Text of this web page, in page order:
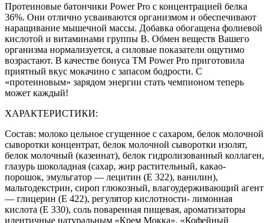
Протеиновые батончики Power Pro с концентрацией белка
36%. Они отлично усваиваются организмом и обеспечивают
наращивание мышечной массы. Добавка обогащена фолиевой
кислотой и витаминами группы В. Обмен веществ Вашего
организма нормализуется, а силовые показатели ощутимо
возрастают. В качестве бонуса TM Power Pro приготовила
приятный вкус мокачино с запасом бодрости. С
«протеиновым» зарядом энергии стать чемпионом теперь
может каждый!
ХАРАКТЕРИСТИКИ:
Состав: молоко цельное сгущенное с сахаром, белок молочной
сыворотки концентрат, белок молочной сыворотки изолят,
белок молочный (казеинат), белок гидролизованный коллаген,
глазурь шоколадная (сахар, жир растительный, какао-
порошок, эмульгатор — лецитин (Е 322), ванилин),
мальтодекстрин, сироп глюкозный, влагоудерживающий агент
— глицерин (Е 422), регулятор кислотности- лимонная
кислота (Е 330), соль поваренная пищевая, ароматизаторы
идентичные натуральным «Крем Мокка», «Кофейный